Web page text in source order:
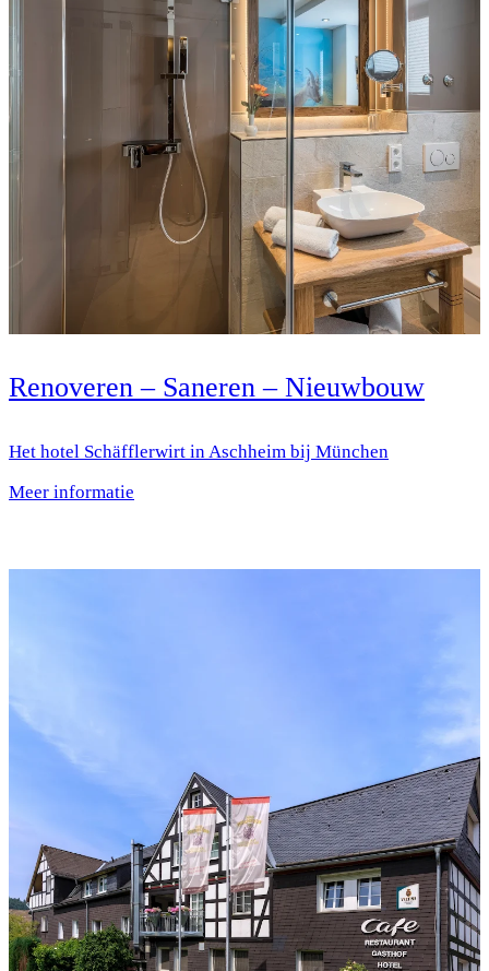
Renoveren – Saneren – Nieuwbouw
Het hotel Schäfflerwirt in Aschheim bij München
Meer informatie